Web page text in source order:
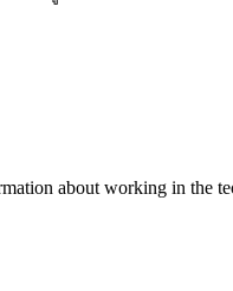
about working in the